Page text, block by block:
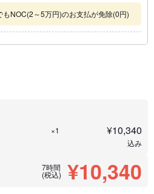
NOC(2～5万円)のお支払が免除(0円)
×1 ¥10,340
込み
7時間
(税込) ¥10,340